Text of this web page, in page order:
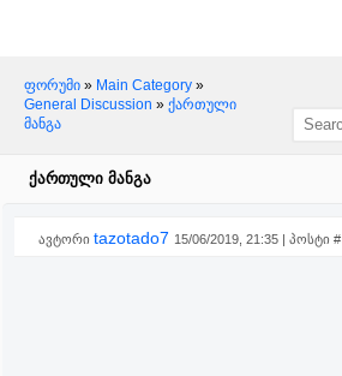
ფორუმი » Main Category »
General Discussion » ქართული
მანგა
ქართული მანგა
ავტორი tazotado7 15/06/2019, 21:35 | პოსტი #